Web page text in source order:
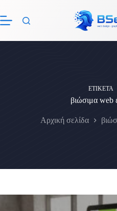
περιεχόμενο
ΕΤΙΚΈΤΑ
βιώσιμα web
Αρχική σελίδα